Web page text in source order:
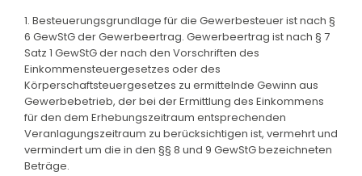
1. Besteuerungsgrundlage für die Gewerbesteuer ist nach §
6 GewStG der Gewerbeertrag. Gewerbeertrag ist nach § 7
Satz 1 GewStG der nach den Vorschriften des
Einkommensteuergesetzes oder des
Körperschaftsteuergesetzes zu ermittelnde Gewinn aus
Gewerbebetrieb, der bei der Ermittlung des Einkommens
für den dem Erhebungszeitraum entsprechenden
Veranlagungszeitraum zu berücksichtigen ist, vermehrt und
vermindert um die in den §§ 8 und 9 GewStG bezeichneten
Beträge.